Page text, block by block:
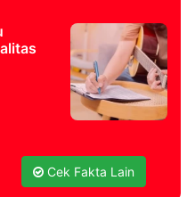
Cek Fakta Lain